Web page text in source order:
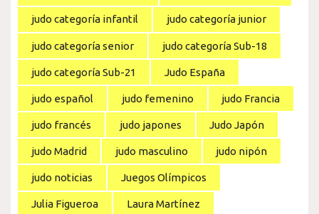
judo categoría infantil judo categoría junior
judo categoría senior judo categoría Sub-18
judo categoría Sub-21 Judo España
judo español judo femenino judo Francia
judo francés judo japones Judo Japón
judo Madrid judo masculino judo nipón
judo noticias Juegos Olímpicos
Julia Figueroa Laura Martínez